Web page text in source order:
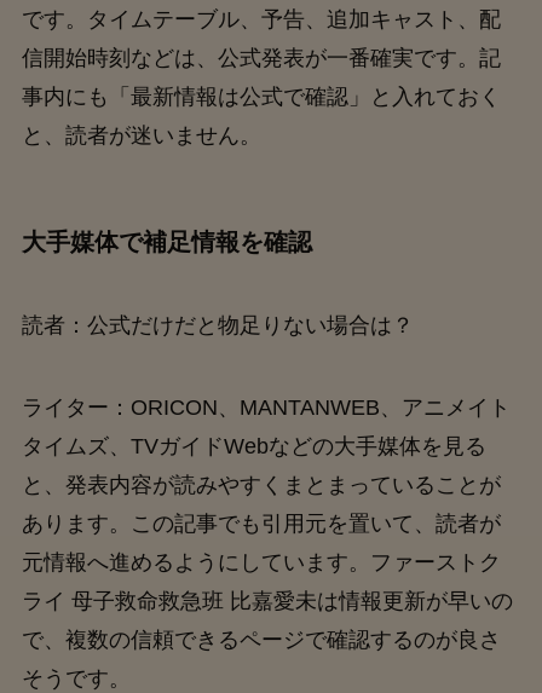
です。タイムテーブル、予告、追加キャスト、配
信開始時刻などは、公式発表が一番確実です。記
事内にも「最新情報は公式で確認」と入れておく
と、読者が迷いません。
大手媒体で補足情報を確認
読者：公式だけだと物足りない場合は？
ライター：ORICON、MANTANWEB、アニメイト
タイムズ、TVガイドWebなどの大手媒体を見る
と、発表内容が読みやすくまとまっていることが
あります。この記事でも引用元を置いて、読者が
元情報へ進めるようにしています。ファーストク
ライ 母子救命救急班 比嘉愛未は情報更新が早いの
で、複数の信頼できるページで確認するのが良さ
そうです。